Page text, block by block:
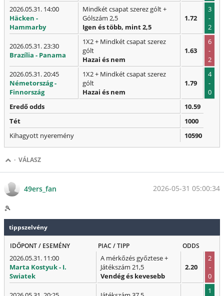
2026.05.31. 14:00
Häcken -
Hammarby
Mindkét csapat szerez gólt +
Gólszám 2,5
Igen és több, mint 2,5
1.72
3
-
2
2026.05.31. 23:30
Brazília - Panama
1X2 + Mindkét csapat szerez
gólt
Hazai és nem
1.63
6
-
2
2026.05.31. 20:45
Németország -
Finnország
1X2 + Mindkét csapat szerez
gólt
Hazai és nem
1.79
4
-
0
Eredő odds
10.59
Tét
1000
Kihagyott nyeremény
10590
· VÁLASZ
49ers_fan 2026-05-31 05:00:34
🎾
tippszelvény
IDŐPONT / ESEMÉNY PIAC / TIPP ODDS
2026.05.31. 11:00
Marta Kostyuk - I.
Swiatek
A mérkőzés győztese +
Játékszám 21,5
Vendég és kevesebb
2.20
2
-
0
1